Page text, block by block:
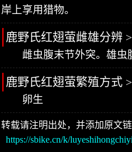
岸上享用猎物。
鹿野氏红翅萤雌雄分辨 >
雌虫腹末节外突。雄虫
鹿野氏红翅萤繁殖方式 >
卵生
转载请注明出处，并添加原文链
https://sbike.cn/k/